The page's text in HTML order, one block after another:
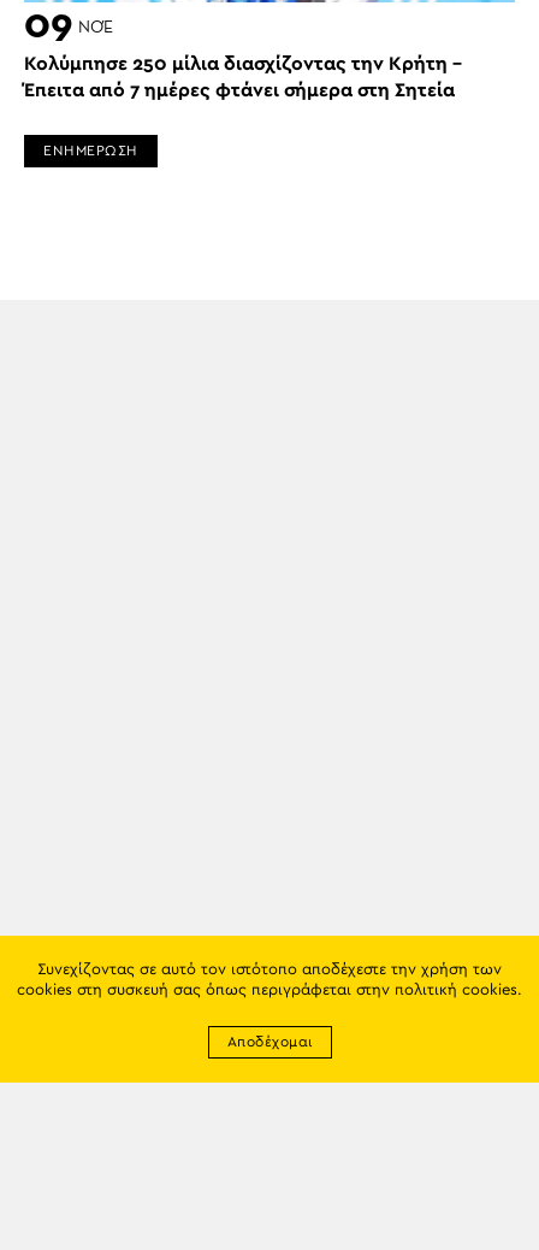
09 ΝΟΈ
Κολύμπησε 250 μίλια διασχίζοντας την Κρήτη –
Έπειτα από 7 ημέρες φτάνει σήμερα στη Σητεία
ΕΝΗΜΕΡΩΣΗ
Συνεχίζοντας σε αυτό τον ιστότοπο αποδέχεστε την χρήση των
cookies στη συσκευή σας όπως περιγράφεται στην πολιτική cookies.
Αποδέχομαι